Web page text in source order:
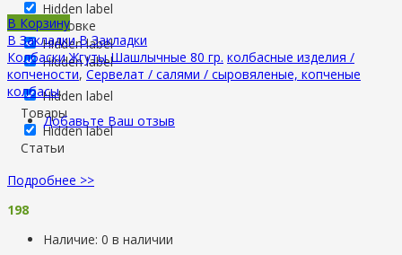
Hidden label
В заголовке
Hidden label
Hidden label
Hidden label
Товары
Hidden label
Статьи
В Корзину
В ЗакладкиВ Закладки
Колбаски Жгуты Шашлычные 80 гр. колбасные изделия /
копчености, Сервелат / салями / сыровяленые, копченые
колбасы.
Добавьте Ваш отзыв
Подробнее >>
198
Наличие: 0 в наличии